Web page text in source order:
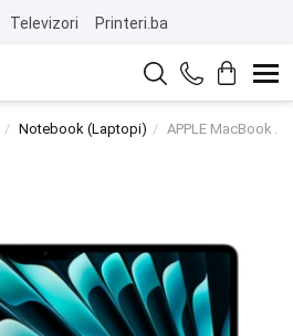
Televizori Printeri.ba
Notebook (Laptopi) APPLE MacBook